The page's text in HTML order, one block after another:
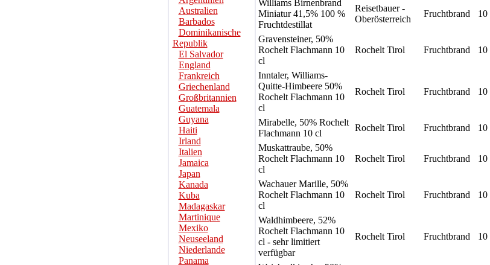
Australien
Barbados
Dominikanische
Republik
El Salvador
England
Frankreich
Griechenland
Großbritannien
Guatemala
Guyana
Haiti
Irland
Italien
Jamaica
Japan
Kanada
Kuba
Madagaskar
Martinique
Mexiko
Neuseeland
Niederlande
Panama
Williams Birnenbrand
Miniatur 41,5% 100 %
Fruchtdestillat
Reisetbauer -
Oberösterreich
Fruchtbrand 10
Gravensteiner, 50%
Rochelt Flachmann 10
cl
Rochelt Tirol Fruchtbrand 10
Inntaler, Williams-
Quitte-Himbeere 50%
Rochelt Flachmann 10
cl
Rochelt Tirol Fruchtbrand 10
Mirabelle, 50% Rochelt
Flachmann 10 cl
Rochelt Tirol Fruchtbrand 10
Muskattraube, 50%
Rochelt Flachmann 10
cl
Rochelt Tirol Fruchtbrand 10
Wachauer Marille, 50%
Rochelt Flachmann 10
cl
Rochelt Tirol Fruchtbrand 10
Waldhimbeere, 52%
Rochelt Flachmann 10
cl - sehr limitiert
verfügbar
Rochelt Tirol Fruchtbrand 10